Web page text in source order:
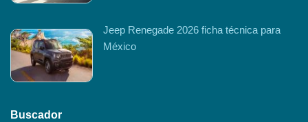
Jeep Renegade 2026 ficha técnica para
México
Buscador